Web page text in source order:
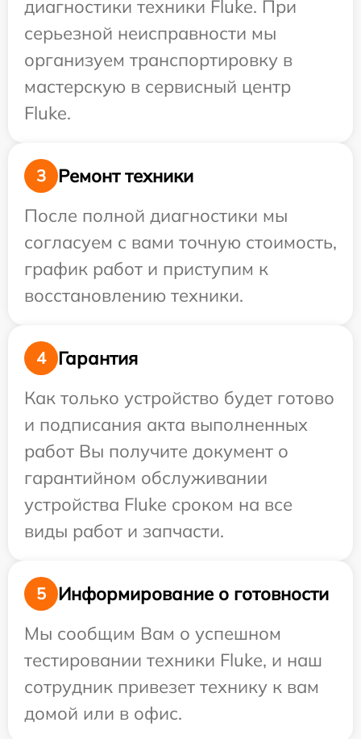
диагностики техники Fluke. При
серьезной неисправности мы
организуем транспортировку в
мастерскую в сервисный центр
Fluke.
3
Ремонт техники
После полной диагностики мы
согласуем с вами точную стоимость,
график работ и приступим к
восстановлению техники.
4
Гарантия
Как только устройство будет готово
и подписания акта выполненных
работ Вы получите документ о
гарантийном обслуживании
устройства Fluke сроком на все
виды работ и запчасти.
5
Информирование о готовности
Мы сообщим Вам о успешном
тестировании техники Fluke, и наш
сотрудник привезет технику к вам
домой или в офис.